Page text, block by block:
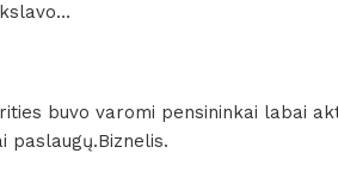
buvo varomi pensininkai labai
paslaugų.Biznelis.